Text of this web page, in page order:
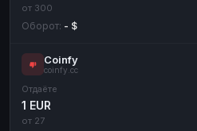
от 300
Оборот: - $
Coinfy
coinfy.cc
Отдаёте
1 EUR
от 27